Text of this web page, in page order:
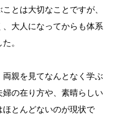
とは大切なことですが、
大人になってからも体系
。
親を見てなんとなく学ぶ
の在り方や、素晴らしい
とんどないのが現状で